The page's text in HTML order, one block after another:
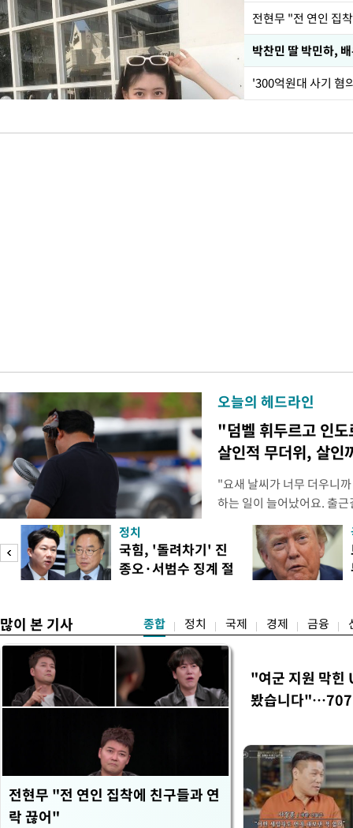
전현무 "전 연인 집
'300억원대 사기 혐
오늘의 헤드라인
"덤벨 휘두르고 인도
살인적 무더위, 살인
"요새 날씨가 너무 더우니
하는 일이 늘어났어요. 출
거나, 누가 길을 막고 서
(40대 직장인 A씨) 유례없
에도 쉽게 짜증을 내거나
있다. 높은 기온과 습도가
정치
국힘, '돌려차기' 진
종오·서범수 징계 절
많이 본 기사 종합 정치 국제 경제 금융
전현무 "전 연인 집착에 친구들과 연
락 끊어"
"여군 지원 막힌
봤습니다"…707